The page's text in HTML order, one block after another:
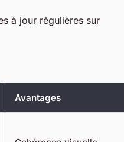
à jour régulières sur
Avantages